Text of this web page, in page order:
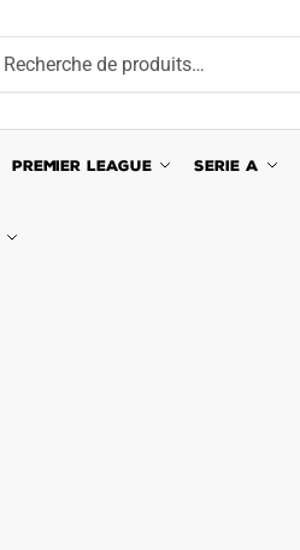
PREMIER LEAGUE SERIE A